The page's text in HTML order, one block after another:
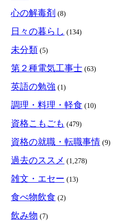
心の解毒剤 (8)
日々の暮らし (134)
未分類 (5)
第２種電気工事士 (63)
英語の勉強 (1)
調理・料理・軽食 (10)
資格こもごも (479)
資格の就職・転職事情 (9)
過去のススメ (1,278)
雑文・エセー (13)
食べ物飲食 (2)
飲み物 (7)